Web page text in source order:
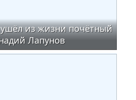
из жизни почётный
Лапунов